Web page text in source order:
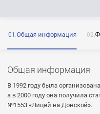
Общая информация
Общая информация
В 1992 году была
а в 2000 году она получила
№1553 «Лицей на Донской».
на обработку